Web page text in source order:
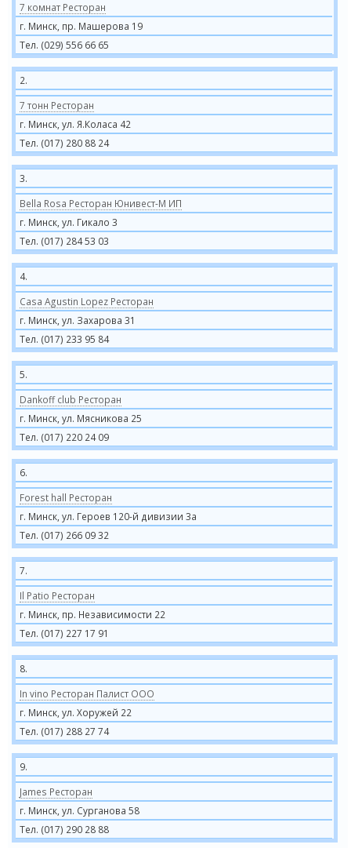
7 комнат Ресторан
г. Минск, пр. Машерова 19
Тел. (029) 556 66 65
2.
7 тонн Ресторан
г. Минск, ул. Я.Коласа 42
Тел. (017) 280 88 24
3.
Bella Rosa Ресторан Юнивест-М ИП
г. Минск, ул. Гикало 3
Тел. (017) 284 53 03
4.
Casa Agustin Lopez Ресторан
г. Минск, ул. Захарова 31
Тел. (017) 233 95 84
5.
Dankoff club Ресторан
г. Минск, ул. Мясникова 25
Тел. (017) 220 24 09
6.
Forest hall Ресторан
г. Минск, ул. Героев 120-й дивизии 3а
Тел. (017) 266 09 32
7.
Il Patio Ресторан
г. Минск, пр. Независимости 22
Тел. (017) 227 17 91
8.
In vino Ресторан Палист ООО
г. Минск, ул. Хоружей 22
Тел. (017) 288 27 74
9.
James Ресторан
г. Минск, ул. Сурганова 58
Тел. (017) 290 28 88